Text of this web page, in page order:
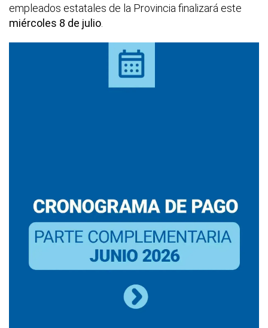
empleados estatales de la Provincia finalizará este
miércoles 8 de julio